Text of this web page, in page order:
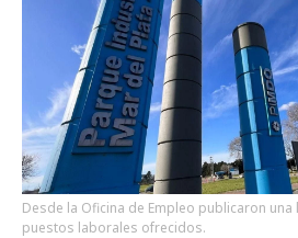
Desde la Oficina de Empleo publicaron
puestos laborales ofrecidos.